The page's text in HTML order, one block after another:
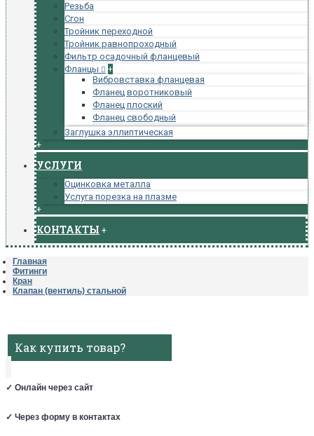
Резьба
Сгон
Тройник переходной
Тройник равнопроходный
Фильтр осадочный фланцевый
Фланцы
+
Вибровставка фланцевая
Фланец воротниковый
Фланец плоский
Фланец свободный
Заглушка эллиптическая
+
УСЛУГИ
Оцинковка металла
Услуга порезка на плазме
+
КОНТАКТЫ +
Главная
Фитинги
Кран
Клапан (вентиль) стальной
Как купить товар?
✓ Онлайн через сайт
✓ Через форму в контактах